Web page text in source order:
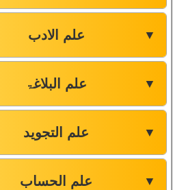
علم الادب ▼
علم البلاغۃ ▼
علم التجوید ▼
علم الحساب ▼